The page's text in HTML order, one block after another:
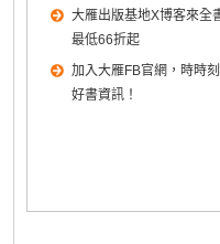
大雁出版基地X博客來全
最低66折起
加入大雁FB官網，時時
好書資訊！